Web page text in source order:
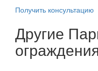
Получить консультацию
Другие